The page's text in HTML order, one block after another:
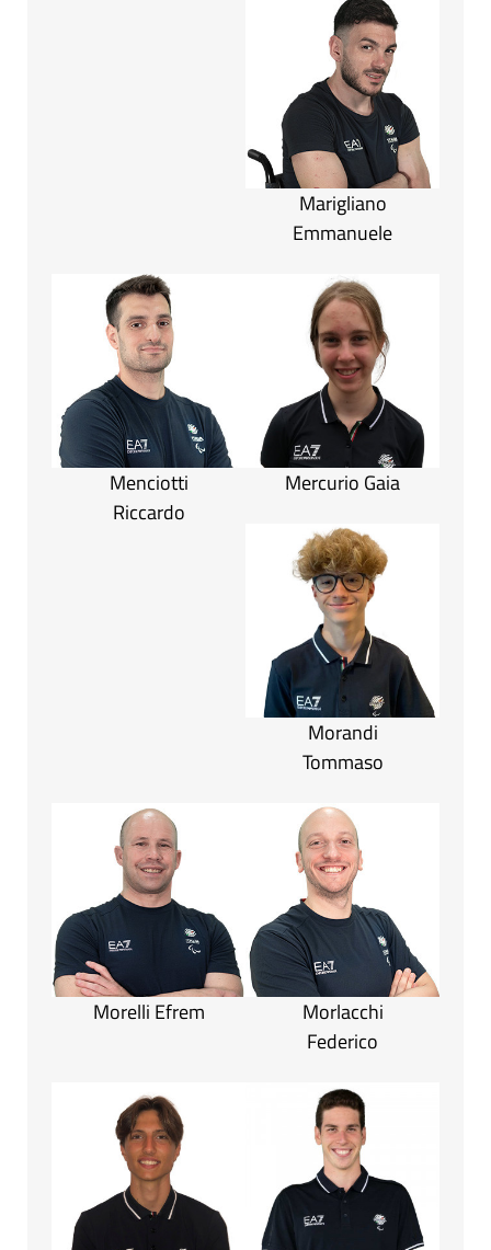
Marigliano
Emmanuele
Menciotti
Riccardo
Mercurio Gaia
Morandi
Tommaso
Morelli Efrem
Morlacchi
Federico